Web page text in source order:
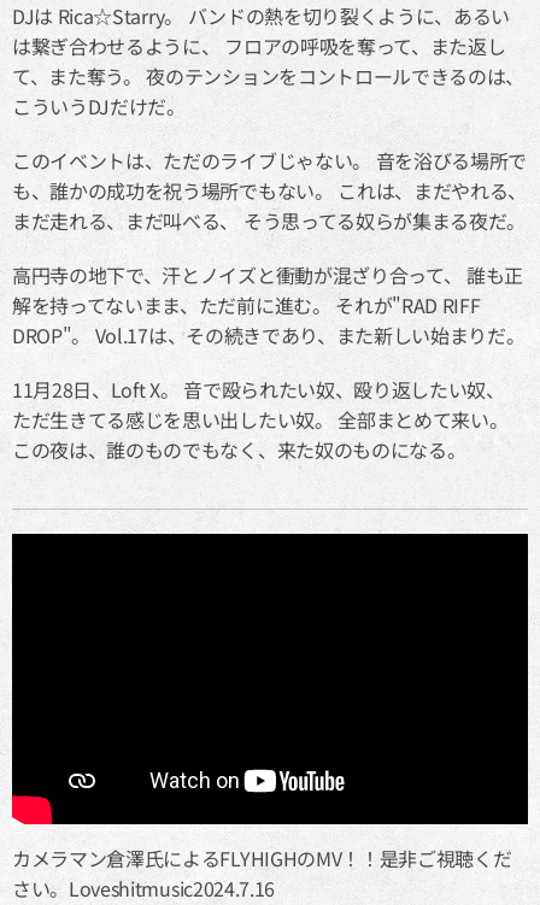
DJは Rica☆Starry。 バンドの熱を切り裂くように、あるい
は繋ぎ合わせるように、 フロアの呼吸を奪って、また返し
て、また奪う。 夜のテンションをコントロールできるのは、
こういうDJだけだ。
このイベントは、ただのライブじゃない。 音を浴びる場所で
も、誰かの成功を祝う場所でもない。 これは、まだやれる、
まだ走れる、まだ叫べる、 そう思ってる奴らが集まる夜だ。
高円寺の地下で、汗とノイズと衝動が混ざり合って、 誰も正
解を持ってないまま、ただ前に進む。 それが"RAD RIFF
DROP"。 Vol.17は、その続きであり、また新しい始まりだ。
11月28日、Loft X。 音で殴られたい奴、殴り返したい奴、
ただ生きてる感じを思い出したい奴。 全部まとめて来い。
この夜は、誰のものでもなく、来た奴のものになる。
カメラマン倉澤氏によるFLYHIGHのMV！！是非ご視聴くだ
さい。Loveshitmusic2024.7.16